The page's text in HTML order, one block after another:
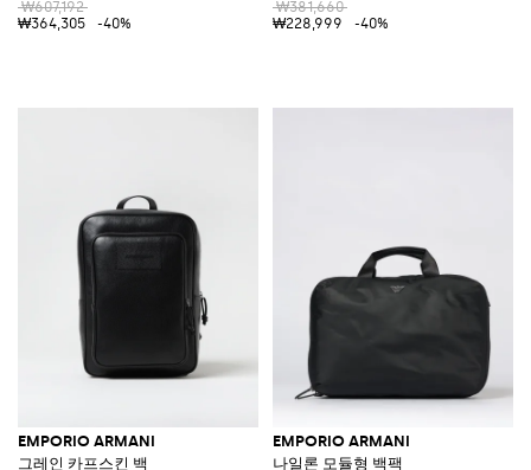
₩607,192
₩364,305
-40%
₩381,660
₩228,999
-40%
EMPORIO ARMANI
그레인 카프스킨 백
EMPORIO ARMANI
나일론 모듈형 백팩